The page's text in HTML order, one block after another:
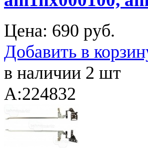
Цена: 690 руб.
Добавить в
в наличии 2 шт
A:224832